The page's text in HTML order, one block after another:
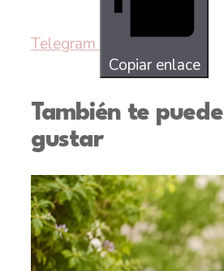
Telegram
Copiar enlace
También te puede
gustar